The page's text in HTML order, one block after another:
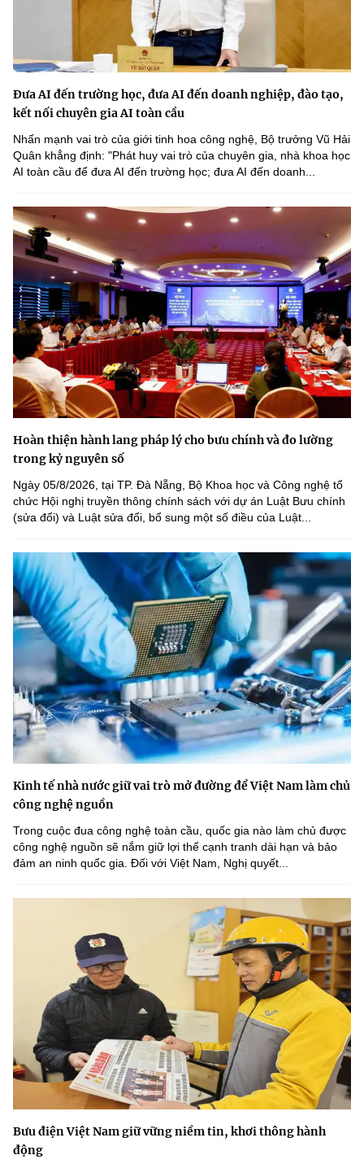
Đưa AI đến trường học, đưa AI đến doanh nghiệp, đào tạo,
kết nối chuyên gia AI toàn cầu
Nhấn mạnh vai trò của giới tinh hoa công nghệ, Bộ trưởng Vũ Hải
Quân khẳng định: "Phát huy vai trò của chuyên gia, nhà khoa học
AI toàn cầu để đưa AI đến trường học; đưa AI đến doanh...
Hoàn thiện hành lang pháp lý cho bưu chính và đo lường
trong kỷ nguyên số
Ngày 05/8/2026, tại TP. Đà Nẵng, Bộ Khoa học và Công nghệ tổ
chức Hội nghị truyền thông chính sách với dự án Luật Bưu chính
(sửa đổi) và Luật sửa đổi, bổ sung một số điều của Luật...
Kinh tế nhà nước giữ vai trò mở đường để Việt Nam làm chủ
công nghệ nguồn
Trong cuộc đua công nghệ toàn cầu, quốc gia nào làm chủ được
công nghệ nguồn sẽ nắm giữ lợi thế cạnh tranh dài hạn và bảo
đảm an ninh quốc gia. Đối với Việt Nam, Nghị quyết...
Bưu điện Việt Nam giữ vững niềm tin, khơi thông hành
động